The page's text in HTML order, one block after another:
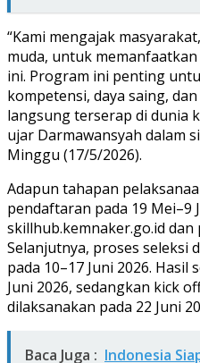
“Kami mengajak
muda, untuk
ini. Program ini penting
kompetensi, daya saing,
langsung terserap di dunia
ujar Darmawansyah dalam
Minggu (17/5/2026).
Adapun tahapan
pendaftaran pada 19 Mei–9
skillhub.kemnaker.go.id dan
Selanjutnya, proses seleksi
pada 10–17 Juni 2026. Hasil
Juni 2026, sedangkan kick
dilaksanakan pada 22 Juni
Baca Juga : Indonesia